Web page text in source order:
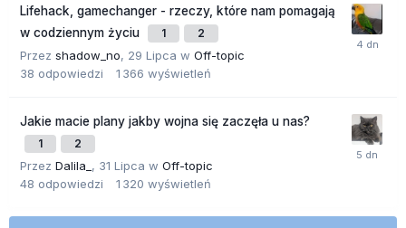
Lifehack, gamechanger - rzeczy, które nam pomagają
w codziennym życiu
1 2
Przez shadow_no, 29 Lipca w Off-topic
38 odpowiedzi 1 366 wyświetleń
Jakie macie plany jakby wojna się zaczęła u nas?
1 2
Przez Dalila_ , 31 Lipca w Off-topic
48 odpowiedzi 1 320 wyświetleń